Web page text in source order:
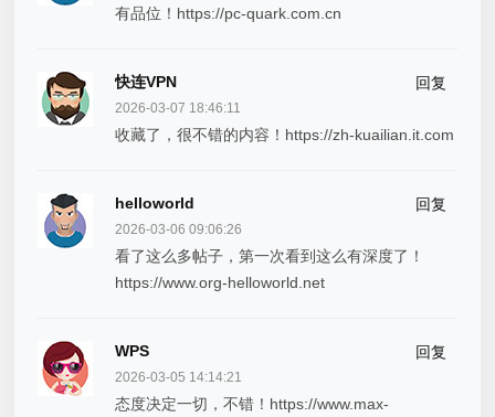
有品位！https://pc-quark.com.cn
快连VPN 回复
2026-03-07 18:46:11
收藏了，很不错的内容！https://zh-kuailian.it.com
helloworld 回复
2026-03-06 09:06:26
看了这么多帖子，第一次看到这么有深度了！
https://www.org-helloworld.net
WPS 回复
2026-03-05 14:14:21
态度决定一切，不错！https://www.max-